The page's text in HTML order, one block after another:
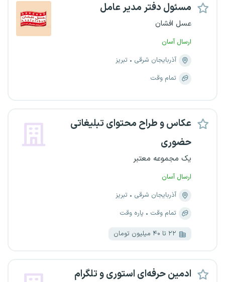
مسئول دفتر مدیر عامل
عسل افشان
ارسال آسان
آذربایجان شرقی
تبریز
تمام وقت
عکاس و طراح محتوای تبلیغاتی
حضوری
یک مجموعه معتبر
ارسال آسان
آذربایجان شرقی
تبریز
تمام وقت
پاره وقت
۲۲ تا ۴۰ میلیون تومان
ادمین حرفه‌ای استوری و تلگرام